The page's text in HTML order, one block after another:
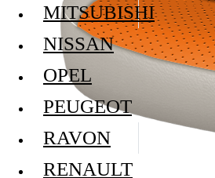
MITSUBISHI
NISSAN
OPEL
PEUGEOT
RAVON
RENAULT